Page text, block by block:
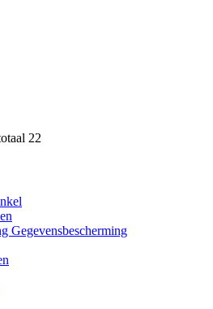
22
Gegevensbescherming